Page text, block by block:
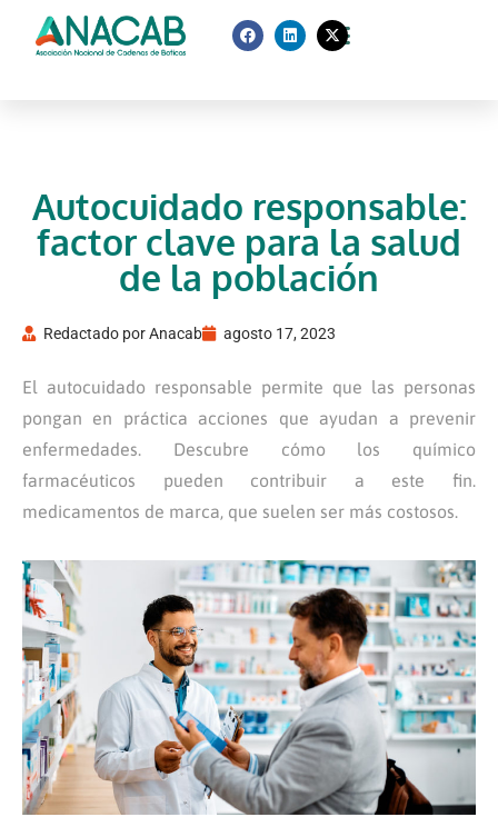
Autocuidado responsable:
factor clave para la salud
de la población
Redactado porAnacab agosto 17, 2023
El autocuidado responsable permite que las personas
pongan en práctica acciones que ayudan a prevenir
enfermedades. Descubre cómo los químico
farmacéuticos pueden contribuir a este fin.
medicamentos de marca, que suelen ser más costosos.